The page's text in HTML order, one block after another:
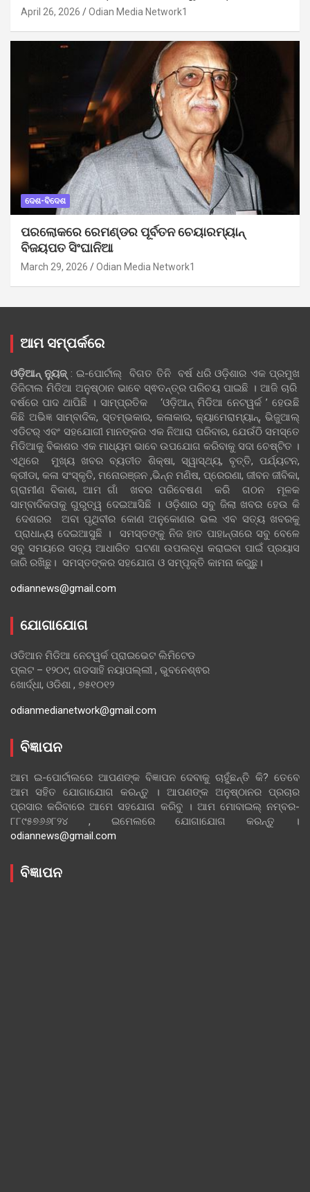
April 26, 2026 Odian Media Network1
ଦେଶ-ବିଦେଶ
ପରଲୋକରେ ରେମଣ୍ଡର ପୂର୍ବତନ ଚେୟାରମ୍ୟାନ୍
ବିଜୟପତ ସିଂଘାନିଆ
March 29, 2026 Odian Media Network1
ଆମ ସମ୍ପର୍କରେ
ଓଡ଼ିଆନ୍‍ ନ୍ୟୁଜ୍‍: ଇ-ପୋର୍ଟାଲ୍ ବିଗତ ତିନି ବର୍ଷ ଧରି ଓଡ଼ିଶାର ଏକ ପ୍ରମୁଖ
ଡିଜିଟାଲ ମିଡିଆ ଅନୁଷ୍ଠାନ ଭାବେ ସ୍ଵତନ୍ତ୍ର ପରିଚୟ ପାଇଛି । ଆଜି ଚାରି
ବର୍ଷରେ ପାଦ ଥାପିଛି । ସାମ୍ପ୍ରତିକ ‘ଓଡ଼ିଆନ୍‍ ମିଡିଆ ନେଟୱର୍କ ’ ହେଉଛି
କିଛି ଅଭିଜ୍ଞ ସାମ୍ବାଦିକ, ସ୍ତମ୍ଭକାର, କଳାକାର, କ୍ୟାମେରାମ୍ୟାନ୍, ଭିଜୁଆଲ୍
ଏଡିଟର୍ ଏବଂ ସହଯୋଗୀ ମାନଙ୍କର ଏକ ନିଆରା ପରିବାର, ଯେଉଁଠି ସମସ୍ତେ
ମିଡିଆକୁ ବିକାଶର ଏକ ମାଧ୍ୟମ ଭାବେ ଉପଯୋଗ କରିବାକୁ ସଦା ଚେଷ୍ଟିତ ।
ଏଥିରେ ମୁଖ୍ୟ ଖବର ବ୍ୟତୀତ ଶିକ୍ଷା, ସ୍ୱାସ୍ଥ୍ୟ, ବୃତ୍ତି, ପର୍ଯ୍ୟଟନ,
କ୍ରୀଡା, କଳା ସଂସ୍କୃତି, ମନୋରଞ୍ଜନ ,ଭିନ୍ନ ମଣିଷ, ପ୍ରେରଣା, ଜୀବନ ଜୀବିକା,
ଗ୍ରାମୀଣ ବିକାଶ, ଆମ ଗାଁ ଖବର ପରିବେଷଣ କରି ଗଠନ ମୂଳକ
ସାମ୍ବାଦିକତାକୁ ଗୁରୁତ୍ୱ ଦେଇଆସିଛି । ଓଡ଼ିଶାର ସବୁ ଜିଲା ଖବର ହେଉ କି
ଦେଶରର ଅବା ପୃଥିବୀର କୋଣ ଅନୁକୋଣର ଭଲ ଏବ ସତ୍ୟ ଖବରକୁ
ପ୍ରାଧାନ୍ୟ ଦେଇଆସୁଛି । ସମସ୍ତଙ୍କୁ ନିଜ ହାତ ପାହାନ୍ତାରେ ସବୁ ବେଳେ
ସବୁ ସମୟରେ ସତ୍ୟ ଆଧାରିତ ଘଟଣା ଉପଲବ୍ଧ କରାଇବା ପାଇଁ ପ୍ରୟାସ
ଜାରି ରଖିଛୁ। ସମସ୍ତଙ୍କର ସହଯୋଗ ଓ ସମ୍ପୃକ୍ତି କାମନା କରୁଛୁ।
odiannews@gmail.com
ଯୋଗାଯୋଗ
ଓଡିଆନ ମିଡିଆ ନେଟୱର୍କ ପ୍ରାଇଭେଟ ଲିମିଟେଡ
ପ୍ଲଟ – ୧୨୦୯, ଗଡସାହି ନୟାପଲ୍ଲୀ , ଭୁବନେଶ୍ଵର
ଖୋର୍ଦ୍ଧା, ଓଡିଶା , ୭୫୧୦୧୨
odianmedianetwork@gmail.com
ବିଜ୍ଞାପନ
ଆମ ଇ-ପୋର୍ଟାଲରେ ଆପଣଙ୍କ ବିଜ୍ଞାପନ ଦେବାକୁ ଚାହୁଁଛନ୍ତି କି? ତେବେ
ଆମ ସହିତ ଯୋଗାଯୋଗ କରନ୍ତୁ । ଆପଣଙ୍କ ଅନୁଷ୍ଠାନର ପ୍ରଚାର
ପ୍ରସାର କରିବାରେ ଆମେ ସହଯୋଗ କରିବୁ । ଆମ ମୋବାଇଲ୍ ନମ୍ବର-
୮୮୯୫୭୬୬୮୨୪ , ଇମେଲରେ ଯୋଗାଯୋଗ କରନ୍ତୁ ।
odiannews@gmail.com
ବିଜ୍ଞାପନ